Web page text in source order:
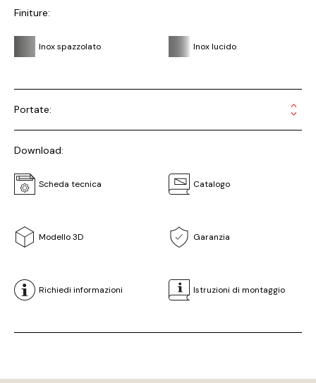
Finiture:
Inox spazzolato Inox lucido
Portate:
Download:
Scheda tecnica Catalogo
Modello 3D Garanzia
Richiedi informazioni Istruzioni di montaggio